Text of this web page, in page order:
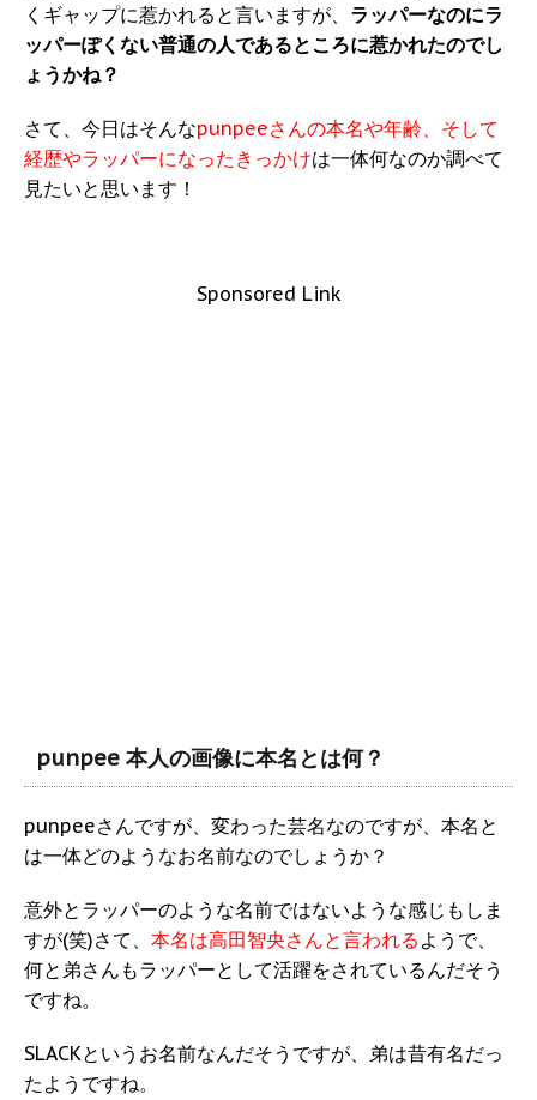
くギャップに惹かれると言いますが、 ラッパーなのにラ
ッパーぽくない普通の人であるところに惹かれたのでし
ょうかね？
さて、今日はそんなpunpeeさんの本名や年齢、そして
経歴やラッパーになったきっかけは一体何なのか調べて
見たいと思います！
Sponsored Link
punpee 本人の画像に本名とは何？
punpeeさんですが、変わった芸名なのですが、本名と
は一体どのようなお名前なのでしょうか？
意外とラッパーのような名前ではないような感じもしま
すが(笑)さて、 本名は高田智央さんと言われる ようで、
何と弟さんもラッパーとして活躍をされているんだそう
ですね。
SLACKというお名前なんだそうですが、弟は昔有名だっ
たようですね。